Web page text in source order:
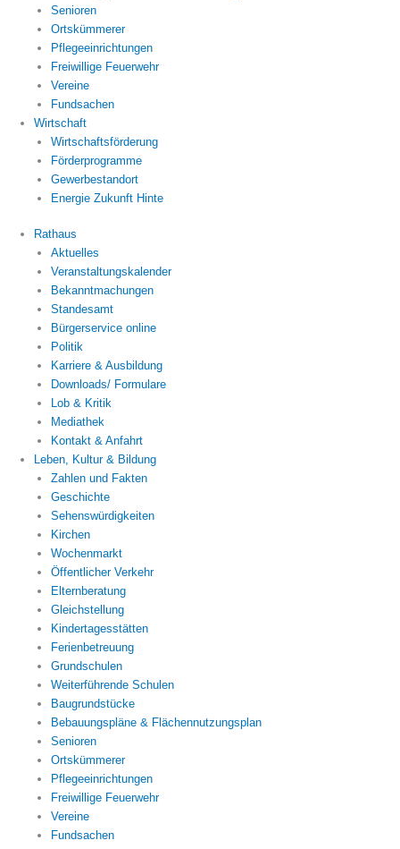
Senioren
Ortskümmerer
Pflegeeinrichtungen
Freiwillige Feuerwehr
Vereine
Fundsachen
Wirtschaft
Wirtschaftsförderung
Förderprogramme
Gewerbestandort
Energie Zukunft Hinte
Rathaus
Aktuelles
Veranstaltungskalender
Bekanntmachungen
Standesamt
Bürgerservice online
Politik
Karriere & Ausbildung
Downloads/ Formulare
Lob & Kritik
Mediathek
Kontakt & Anfahrt
Leben, Kultur & Bildung
Zahlen und Fakten
Geschichte
Sehenswürdigkeiten
Kirchen
Wochenmarkt
Öffentlicher Verkehr
Elternberatung
Gleichstellung
Kindertagesstätten
Ferienbetreuung
Grundschulen
Weiterführende Schulen
Baugrundstücke
Bebauungspläne & Flächennutzungsplan
Senioren
Ortskümmerer
Pflegeeinrichtungen
Freiwillige Feuerwehr
Vereine
Fundsachen